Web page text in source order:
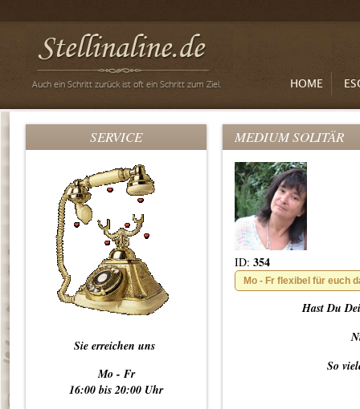
HOME
SERVICE
Sie erreichen uns
Mo - Fr
16:00 bis 20:00 Uhr
MEDIUM SOLITÄR
ID: 354
Mo - Fr flexibel für euch
Hast Du
So